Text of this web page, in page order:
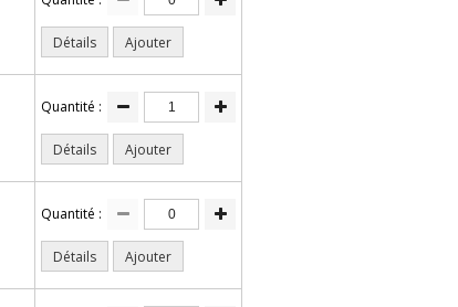
Détails Ajouter
Quantité :
Détails Ajouter
Quantité :
Détails Ajouter